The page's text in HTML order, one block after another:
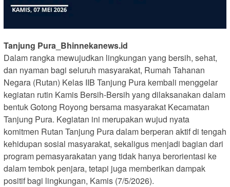
Tanjung Pura_Bhinnekanews.id
Dalam rangka mewujudkan lingkungan yang bersih, sehat,
dan nyaman bagi seluruh masyarakat, Rumah Tahanan
Negara (Rutan) Kelas IIB Tanjung Pura kembali menggelar
kegiatan rutin Kamis Bersih-Bersih yang dilaksanakan dalam
bentuk Gotong Royong bersama masyarakat Kecamatan
Tanjung Pura. Kegiatan ini merupakan wujud nyata
komitmen Rutan Tanjung Pura dalam berperan aktif di tengah
kehidupan sosial masyarakat, sekaligus menjadi bagian dari
program pemasyarakatan yang tidak hanya berorientasi ke
dalam tembok penjara, tetapi juga memberikan dampak
positif bagi lingkungan, Kamis (7/5/2026).